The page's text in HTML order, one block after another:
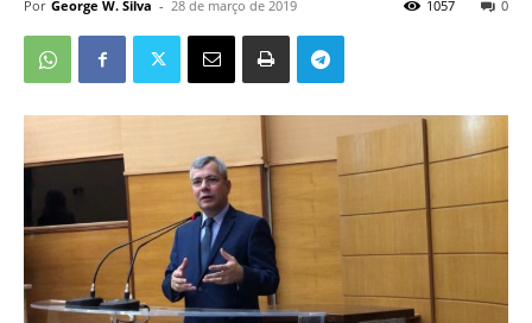
Por George W. Silva - 28 de março de 2019 0
1057